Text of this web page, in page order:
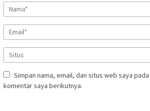
Simpan nama, email, dan situs web saya
komentar saya berikutnya.